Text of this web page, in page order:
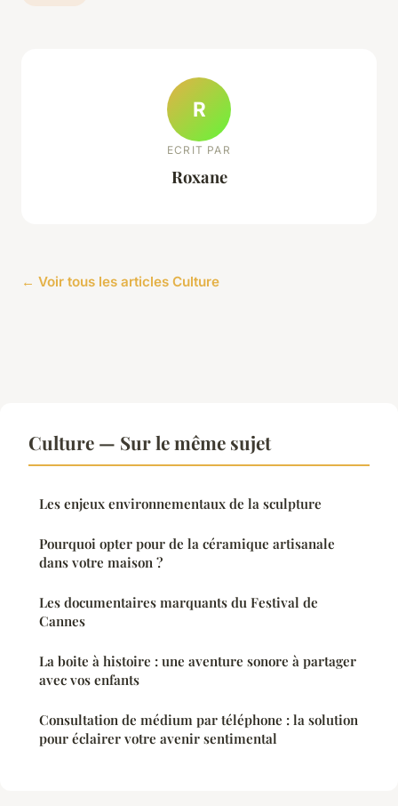
R
ECRIT PAR
Roxane
← Voir tous les articles Culture
Culture — Sur le même sujet
Les enjeux environnementaux de la sculpture
Pourquoi opter pour de la céramique artisanale
dans votre maison ?
Les documentaires marquants du Festival de
Cannes
La boite à histoire : une aventure sonore à partager
avec vos enfants
Consultation de médium par téléphone : la solution
pour éclairer votre avenir sentimental